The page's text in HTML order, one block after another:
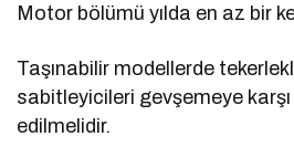
Motor bölümü yılda en az bir
Taşınabilir modellerde
sabitleyicileri gevşemeye karşı
edilmelidir.